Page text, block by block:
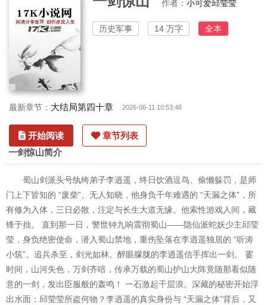
作者： 小可爱邱莹莹
历史军事 14 万字 全本
最新章节： 大结局第四十章 2026-06-11 10:53:46
开始阅读 章节列表
一剑惊山简介
蜀山剑派头号纨绔弟子李逍遥，终日饮酒逗鸟、偷懒躲罚，是师
门上下皆知的 “废柴”。无人知晓，他身负千年难遇的 “天漏之体”，所
有修为入体，三日必散，注定与长生大道无缘。他索性游戏人间，藏
锋于拙。 直到那一日，警世钟九响震彻蜀山——隐仙派蛇妖少主邱莹
莹，身负绝密使命，潜入蜀山禁地，重伤坠落在李逍遥独居的 “听涛
小筑”。追兵杀至，剑光如林。醉眼朦胧的李逍遥信手挥出一剑。 霎
时间，山河失色，万剑齐喑，传承万载的蜀山护山大阵竟随那看似随
意的一剑，发出臣服般的轰鸣！ 一石激起千层浪。深藏的秘密开始浮
出水面：邱莹莹所盗何物？李逍遥的真实身份与 “天漏之体”背后，又